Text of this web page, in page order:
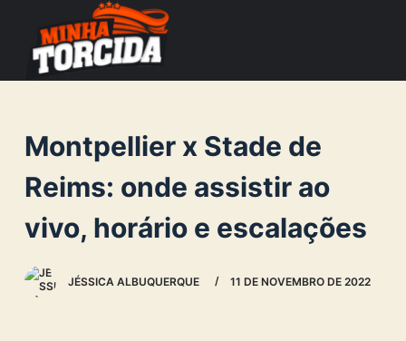
c
o
n
e
Montpellier x Stade de
Reims: onde assistir ao
vivo, horário e escalações
JÉSSICA ALBUQUERQUE 11 DE NOVEMBRO DE 2022